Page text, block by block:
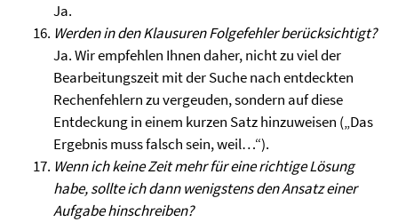
Ja.
Werden in den Klausuren Folgefehler berücksichtigt?
Ja. Wir empfehlen Ihnen daher, nicht zu viel der
Bearbeitungszeit mit der Suche nach entdeckten
Rechenfehlern zu vergeuden, sondern auf diese
Entdeckung in einem kurzen Satz hinzuweisen („Das
Ergebnis muss falsch sein, weil…“).
Wenn ich keine Zeit mehr für eine richtige Lösung
habe, sollte ich dann wenigstens den Ansatz einer
Aufgabe hinschreiben?